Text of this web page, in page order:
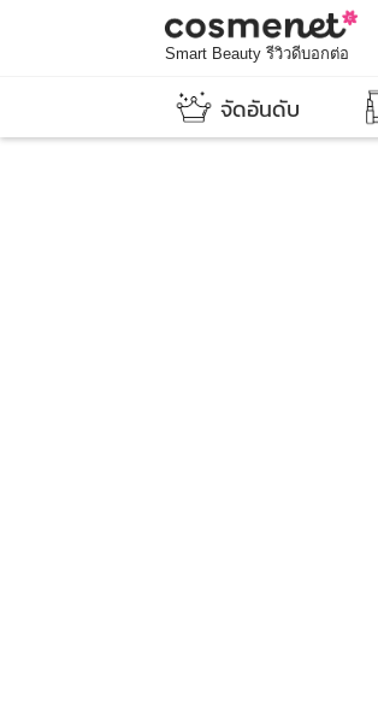
Smart Beauty รีวิวดีบอกต่อ
จัดอันดับ